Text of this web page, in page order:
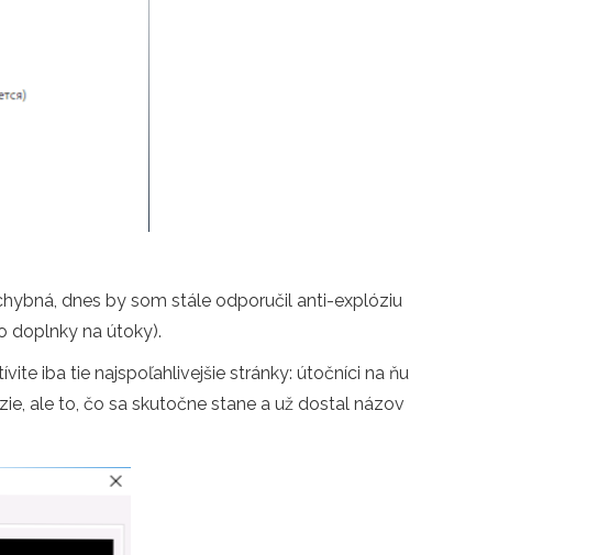
dnes by som stále odporučil anti-explóziu
doplnky na útoky).
iba tie najspoľahlivejšie stránky: útočníci na ňu
ale to, čo sa skutočne stane a už dostal názov